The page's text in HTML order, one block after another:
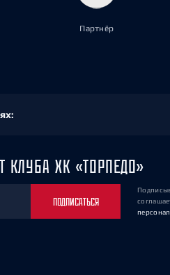
Партнёр
ХК «ТОРПЕДО»
ПОДПИСАТЬСЯ